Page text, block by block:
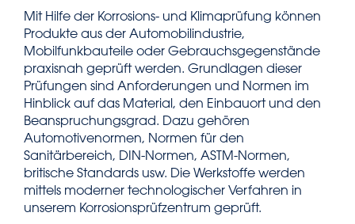
Mit Hilfe der Korrosions- und Klimaprüfung können
Produkte aus der Automobilindustrie,
Mobilfunkbauteile oder Gebrauchsgegenstände
praxisnah geprüft werden. Grundlagen dieser
Prüfungen sind Anforderungen und Normen im
Hinblick auf das Material, den Einbauort und den
Beanspruchungsgrad. Dazu gehören
Automotivenormen, Normen für den
Sanitärbereich, DIN-Normen, ASTM-Normen,
britische Standards usw. Die Werkstoffe werden
mittels moderner technologischer Verfahren in
unserem Korrosionsprüfzentrum geprüft.